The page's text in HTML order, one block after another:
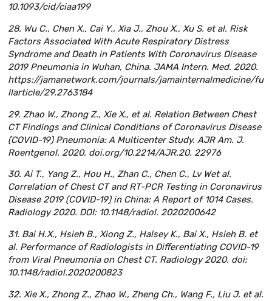
10.1093/cid/ciaa199
28. Wu C., Chen X., Cai Y., Xia J., Zhou X., Xu S. et al. Risk
Factors Associated With Acute Respiratory Distress
Syndrome and Death in Patients With Coronavirus Disease
2019 Pneumonia in Wuhan, China. JAMA Intern. Med. 2020.
https://jamanetwork.com/journals/jamainternalmedicine/fu
llarticle/29.2763184
29. Zhao W., Zhong Z., Xie X., et al. Relation Between Chest
CT Findings and Clinical Conditions of Coronavirus Disease
(COVID-19) Pneumonia: A Multicenter Study. AJR Am. J.
Roentgenol. 2020. doi.org/10.2214/AJR.20. 22976
30. Ai T., Yang Z., Hou H., Zhan C., Chen C., Lv Wet al.
Correlation of Chest CT and RT-PCR Testing in Coronavirus
Disease 2019 (COVID-19) in China: A Report of 1014 Cases.
Radiology 2020. DOI: 10.1148/radiol. 2020200642
31. Bai H.X., Hsieh B., Xiong Z., Halsey K., Bai X., Hsieh B. et
al. Performance of Radiologists in Differentiating COVID-19
from Viral Pneumonia on Chest CT. Radiology 2020. doi:
10.1148/radiol.2020200823
32. Xie X., Zhong Z., Zhao W., Zheng Ch., Wang F., Liu J. et al.